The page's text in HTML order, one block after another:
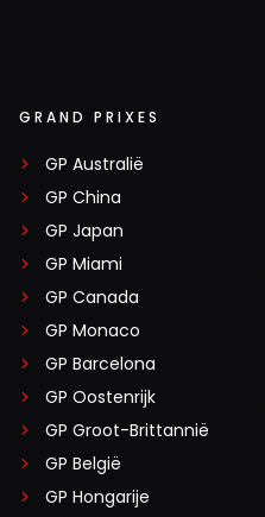
GRAND PRIXES
GP Australië
GP China
GP Japan
GP Miami
GP Canada
GP Monaco
GP Barcelona
GP Oostenrijk
GP Groot-Brittannië
GP België
GP Hongarije